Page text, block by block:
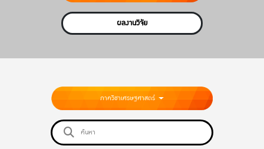
ผลงานวิจัย
ภาควิชาเศรษฐศาสตร์